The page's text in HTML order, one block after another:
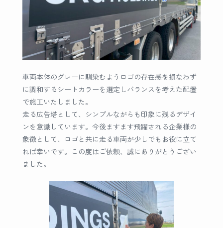
車両本体のグレーに馴染むようロゴの存在感を損なわず
に調和するシートカラーを選定しバランスを考えた配置
で施工いたしました。
走る広告塔として、シンプルながらも印象に残るデザイ
ンを意識しています。今後ますます飛躍される企業様の
象徴として、ロゴと共に走る車両が少しでもお役に立て
れば幸いです。この度はご依頼、誠にありがとうござい
ました。